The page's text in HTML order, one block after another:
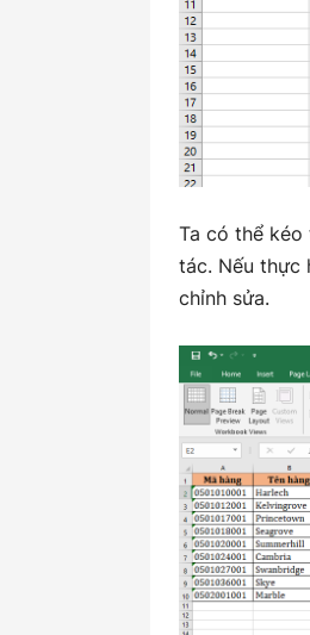
Ta có thể kéo
tác. Nếu thực
chỉnh sửa.